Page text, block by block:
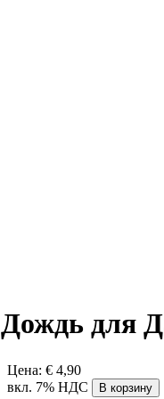
Дождь для
Цена: € 4,90
вкл. 7% НДС